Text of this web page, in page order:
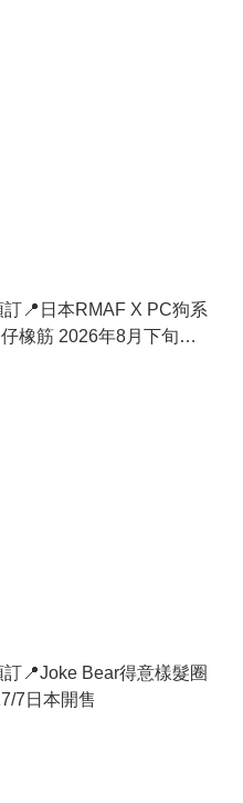
訂📍日本RMAF X PC狗系
橡筋 2026年8月下旬出
訂📍Joke Bear得意樣髮圈
7日本開售